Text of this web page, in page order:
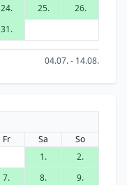
24. 25.
26.
31.
04.07. - 14.08.
Fr Sa
So
1.
2.
7. 8.
9.